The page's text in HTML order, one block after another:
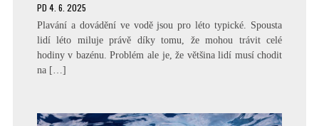
PD 4. 6. 2025
Plavání a dovádění ve vodě jsou pro léto typické. Spousta
lidí léto miluje právě díky tomu, že mohou trávit celé
hodiny v bazénu. Problém ale je, že většina lidí musí chodit
na […]